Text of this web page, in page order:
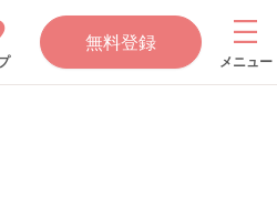
無料登録
メニュー